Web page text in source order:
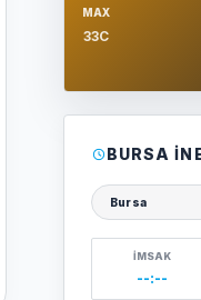
MAX
33C
BURSA
Şehir seçin
İMSAK
--:--